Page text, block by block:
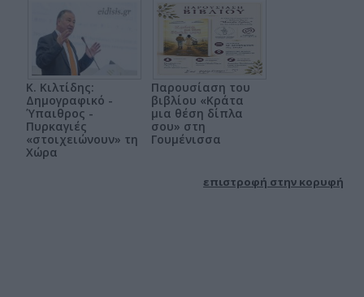
Κ. Κιλτίδης:
Δημογραφικό -
Ύπαιθρος -
Πυρκαγιές
«στοιχειώνουν» τη
Χώρα
Παρουσίαση του
βιβλίου «Κράτα
μια θέση δίπλα
σου» στη
Γουμένισσα
επιστροφή στην κορυφή